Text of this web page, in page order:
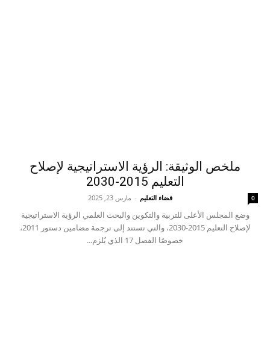
ملخص الوثيقة: الرؤية الاستراتيجية لإصلاح
التعليم 2015-2030
فضاء التعليم - مارس 23, 2025 0
وضع المجلس الأعلى للتربية والتكوين والبحث العلمي الرؤية الاستراتيجية
لإصلاح التعليم 2015-2030، والتي تستند إلى ترجمة مضامين دستور 2011،
خصوصًا الفصل 17 الذي يُلزم...